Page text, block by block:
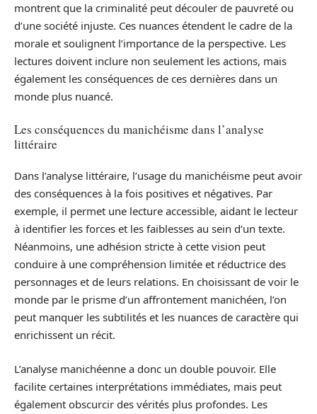
montrent que la criminalité peut découler de pauvreté ou
d’une société injuste. Ces nuances étendent le cadre de la
morale et soulignent l’importance de la perspective. Les
lectures doivent inclure non seulement les actions, mais
également les conséquences de ces dernières dans un
monde plus nuancé.
Les conséquences du manichéisme dans l’analyse
littéraire
Dans l’analyse littéraire, l’usage du manichéisme peut avoir
des conséquences à la fois positives et négatives. Par
exemple, il permet une lecture accessible, aidant le lecteur
à identifier les forces et les faiblesses au sein d’un texte.
Néanmoins, une adhésion stricte à cette vision peut
conduire à une compréhension limitée et réductrice des
personnages et de leurs relations. En choisissant de voir le
monde par le prisme d’un affrontement manichéen, l’on
peut manquer les subtilités et les nuances de caractère qui
enrichissent un récit.
L’analyse manichéenne a donc un double pouvoir. Elle
facilite certaines interprétations immédiates, mais peut
également obscurcir des vérités plus profondes. Les